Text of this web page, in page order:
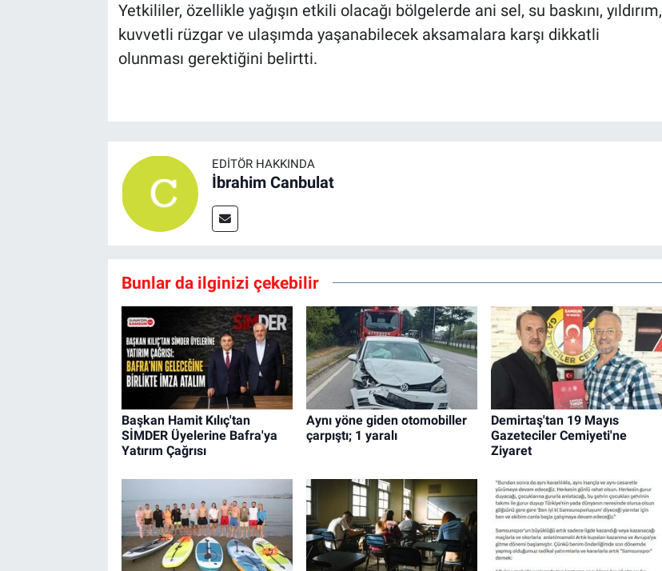
Yetkililer, özellikle yağışın etkili olacağı bölgelerde ani sel, su baskını, yıldırım,
kuvvetli rüzgar ve ulaşımda yaşanabilecek aksamalara karşı dikkatli
olunması gerektiğini belirtti.
EDITÖR HAKKINDA
İbrahim Canbulat
Bunlar da ilginizi çekebilir
Başkan Hamit Kılıç'tan
SİMDER Üyelerine Bafra'ya
Yatırım Çağrısı
Aynı yöne giden otomobiller
çarpıştı; 1 yaralı
Demirtaş'tan 19 Mayıs
Gazeteciler Cemiyeti'ne
Ziyaret